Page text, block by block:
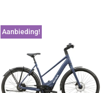
Aanbieding!